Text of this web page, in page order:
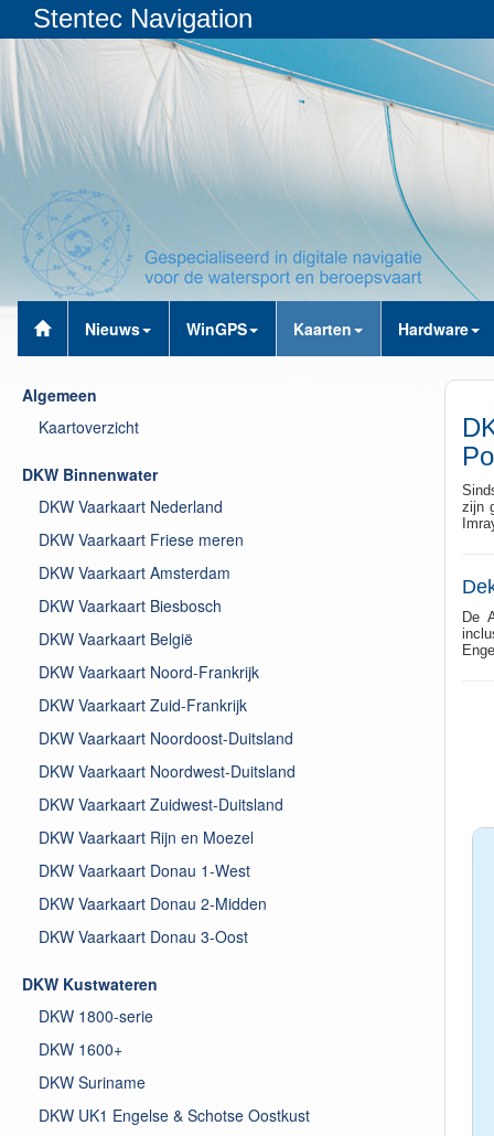
Stentec Navigation
Nieuws WinGPS Kaarten Hardware
zijn
De
Algemeen
Kaartoverzicht
DKW Binnenwater
DKW Vaarkaart Nederland
DKW Vaarkaart Friese meren
DKW Vaarkaart Amsterdam
DKW Vaarkaart Biesbosch
DKW Vaarkaart België
DKW Vaarkaart Noord-Frankrijk
DKW Vaarkaart Zuid-Frankrijk
DKW Vaarkaart Noordoost-Duitsland
DKW Vaarkaart Noordwest-Duitsland
DKW Vaarkaart Zuidwest-Duitsland
DKW Vaarkaart Rijn en Moezel
DKW Vaarkaart Donau 1-West
DKW Vaarkaart Donau 2-Midden
DKW Vaarkaart Donau 3-Oost
DKW Kustwateren
DKW 1800-serie
DKW 1600+
DKW Suriname
DKW UK1 Engelse & Schotse Oostkust